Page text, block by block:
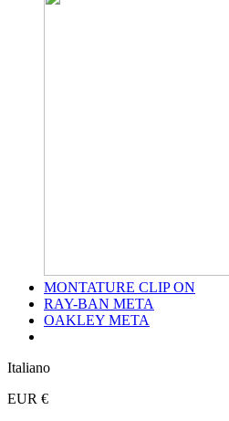
MONTATURE CLIP ON
RAY-BAN META
OAKLEY META
Italiano
EUR €